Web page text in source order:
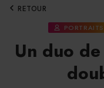
RETOUR
PORTRAITS
Un duo